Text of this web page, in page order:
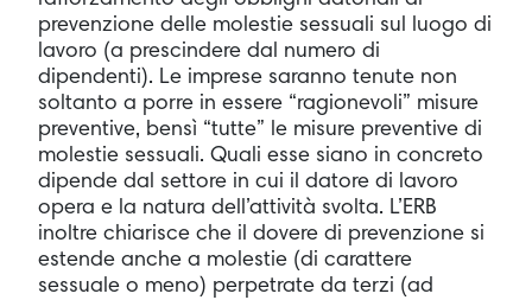
prevenzione delle molestie sessuali sul luogo di
lavoro (a prescindere dal numero di
dipendenti). Le imprese saranno tenute non
soltanto a porre in essere “ragionevoli” misure
preventive, bensì “tutte” le misure preventive di
molestie sessuali. Quali esse siano in concreto
dipende dal settore in cui il datore di lavoro
opera e la natura dell’attività svolta. L’ERB
inoltre chiarisce che il dovere di prevenzione si
estende anche a molestie (di carattere
sessuale o meno) perpetrate da terzi (ad